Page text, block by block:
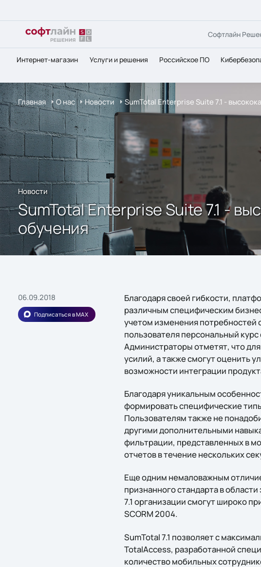
Софтлайн
Интернет-магазин Услуги и решения Российское ПО
Главная О нас Новости SumTotal Enterprise Suite 7.1 -
Новости
SumTotal Enterprise Suite 7.1 -
обучения
06.09.2018
Подписаться в MAX
Благодаря своей гибкости,
различным специфическим
учетом изменения потребностей
пользователя персональный
Администраторы отметят, что
усилий, а также смогут оценить
возможности интеграции
Благодаря уникальным
формировать специфические
Пользователям также не
другими дополнительными
фильтрации, представленных в
отчетов в течение нескольких
Еще одним немаловажным
признанного стандарта в
7.1 организации смогут широко
SCORM 2004.
SumTotal 7.1 позволяет с
TotalAccess, разработанной
количество мобильных